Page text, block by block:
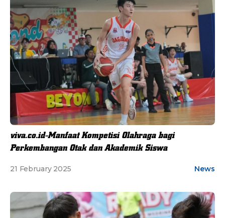
viva.co.id-Manfaat Kompetisi Olahraga bagi
Perkembangan Otak dan Akademik Siswa
21 February 2025 News